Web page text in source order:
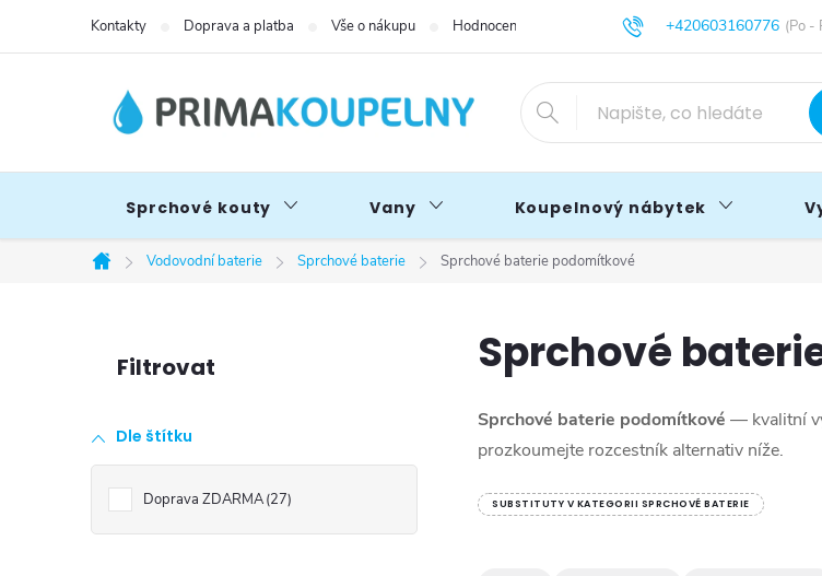
+420603160776
Kontakty Doprava a platba Vše o nákupu Hodnocení obchodu Obchodní podmínky Blog
Sprchové kouty Vany Koupelnový nábytek
Domů
Vodovodní baterie Sprchové baterie Sprchové baterie podomítkové
s
t
Dle štítku
Doprava ZDARMA 27
Sprchové
Sprchové baterie podomítkové — kvalitní
prozkoumejte rozcestník alternativ níže.
SUBSTITUTY V KATEGORII SPRCHOVÉ BATERIE